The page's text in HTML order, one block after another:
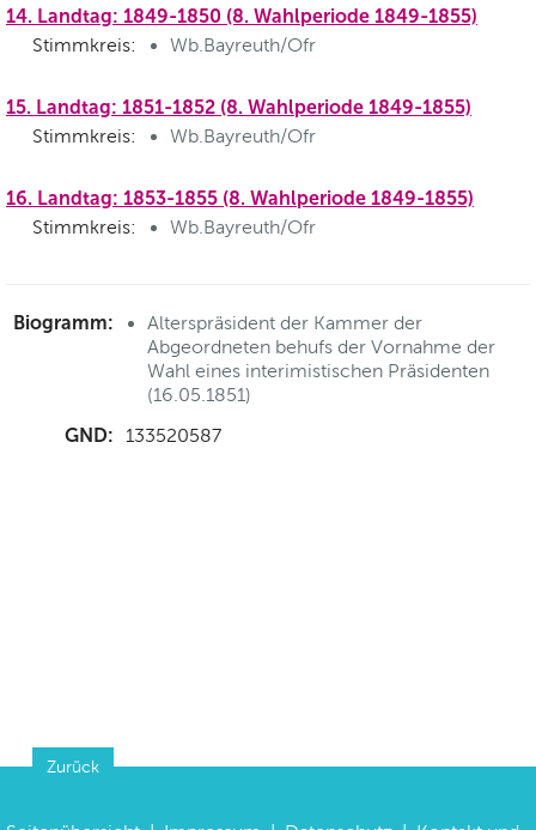
14. Landtag: 1849-1850 (8. Wahlperiode 1849-1855)
Stimmkreis: Wb.Bayreuth/Ofr
15. Landtag: 1851-1852 (8. Wahlperiode 1849-1855)
Stimmkreis: Wb.Bayreuth/Ofr
16. Landtag: 1853-1855 (8. Wahlperiode 1849-1855)
Stimmkreis: Wb.Bayreuth/Ofr
Biogramm:
Alterspräsident der Kammer der
Abgeordneten behufs der Vornahme der
Wahl eines interimistischen Präsidenten
(16.05.1851)
GND: 133520587
Zurück